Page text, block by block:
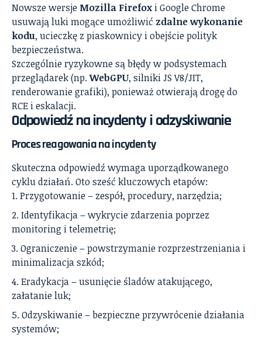
Nowsze wersje Mozilla Firefox i Google Chrome
usuwają luki mogące umożliwić zdalne wykonanie
kodu, ucieczkę z piaskownicy i obejście polityk
bezpieczeństwa.
Szczególnie ryzykowne są błędy w podsystemach
przeglądarek (np.WebGPU, silniki JS V8/JIT,
renderowanie grafiki), ponieważ otwierają drogę do
RCE i eskalacji.
Odpowiedź na incydenty i odzyskiwanie
Proces reagowania na incydenty
Skuteczna odpowiedź wymaga uporządkowanego
cyklu działań. Oto sześć kluczowych etapów:
Przygotowanie – zespół, procedury, narzędzia;
Identyfikacja – wykrycie zdarzenia poprzez
monitoring i telemetrię;
Ograniczenie – powstrzymanie rozprzestrzeniania i
minimalizacja szkód;
Eradykacja – usunięcie śladów atakującego,
załatanie luk;
Odzyskiwanie – bezpieczne przywrócenie działania
systemów;